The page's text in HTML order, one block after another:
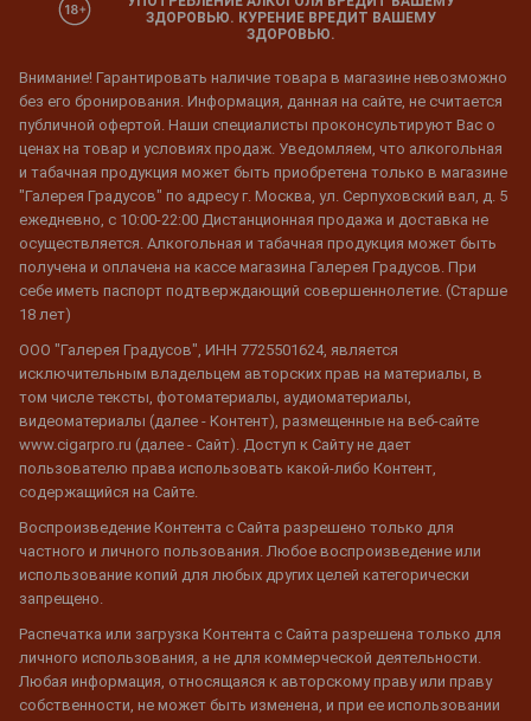
ЗДОРОВЬЮ. КУРЕНИЕ ВРЕДИТ ВАШЕМУ
ЗДОРОВЬЮ.
Внимание! Гарантировать наличие товара в магазине невозможно
без его бронирования. Информация, данная на сайте, не считается
публичной офертой. Наши специалисты проконсультируют Вас о
ценах на товар и условиях продаж. Уведомляем, что алкогольная
и табачная продукция может быть приобретена только в магазине
"Галерея Градусов" по адресу г. Москва, ул. Серпуховский вал, д. 5
ежедневно, с 10:00-22:00 Дистанционная продажа и доставка не
осуществляется. Алкогольная и табачная продукция может быть
получена и оплачена на кассе магазина Галерея Градусов. При
себе иметь паспорт подтверждающий совершеннолетие. (Старше
18 лет)
ООО "Галерея Градусов", ИНН 7725501624, является
исключительным владельцем авторских прав на материалы, в
том числе тексты, фотоматериалы, аудиоматериалы,
видеоматериалы (далее - Контент), размещенные на веб-сайте
www.cigarpro.ru (далее - Сайт). Доступ к Сайту не дает
пользователю права использовать какой-либо Контент,
содержащийся на Сайте.
Воспроизведение Контента с Сайта разрешено только для
частного и личного пользования. Любое воспроизведение или
использование копий для любых других целей категорически
запрещено.
Распечатка или загрузка Контента с Сайта разрешена только для
личного использования, а не для коммерческой деятельности.
Любая информация, относящаяся к авторскому праву или праву
собственности, не может быть изменена, и при ее использовании